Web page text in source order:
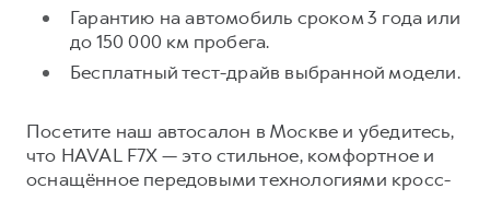
Гарантию на автомобиль сроком 3 года или
до 150 000 км пробега.
Бесплатный тест-драйв выбранной модели.
Посетите наш автосалон в Москве и убедитесь,
что HAVAL F7X — это стильное, комфортное и
оснащённое передовыми технологиями кросс-